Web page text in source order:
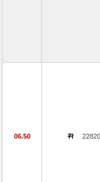
06.50 22820